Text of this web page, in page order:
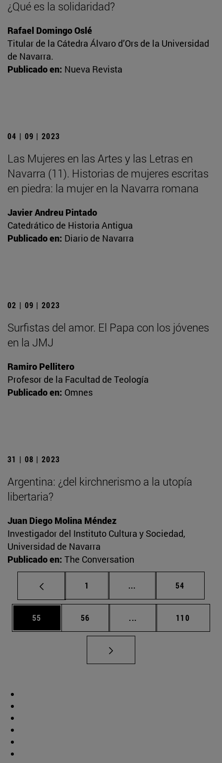
¿Qué es la solidaridad?
Rafael Domingo Oslé
Titular de la Cátedra Álvaro d’Ors de la Universidad
de Navarra.
Publicado en: Nueva Revista
04 | 09 | 2023
Las Mujeres en las Artes y las Letras en
Navarra (11). Historias de mujeres escritas
en piedra: la mujer en la Navarra romana
Javier Andreu Pintado
Catedrático de Historia Antigua
Publicado en: Diario de Navarra
02 | 09 | 2023
Surfistas del amor. El Papa con los jóvenes
en la JMJ
Ramiro Pellitero
Profesor de la Facultad de Teología
Publicado en: Omnes
31 | 08 | 2023
Argentina: ¿del kirchnerismo a la utopía
libertaria?
Juan Diego Molina Méndez
Investigador del Instituto Cultura y Sociedad,
Universidad de Navarra
Publicado en: The Conversation
Página
1 ... Páginas intermedias
Página
54
Página
55 Página
56 ... Páginas intermedias
Página
110